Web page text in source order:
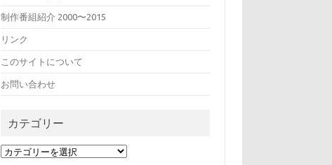
制作番組紹介 2000〜2015
リンク
このサイトについて
お問い合わせ
カテゴリー
カ